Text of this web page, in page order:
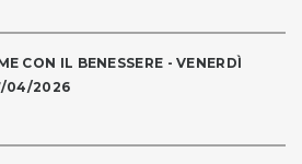
CON IL BENESSERE - VENERDÌ
04/2026